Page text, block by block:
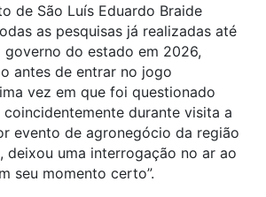
de São Luís Eduardo Braide
as pesquisas já realizadas até
do estado em 2026,
antes de entrar no jogo
vez em que foi questionado
durante visita a
evento de agronegócio da região
deixou uma interrogação no ar ao
seu momento certo”.